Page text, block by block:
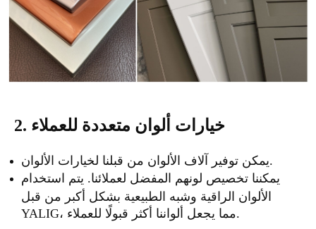
2. خيارات ألوان متعددة للعملاء
يمكن توفير آلاف الألوان من قبلنا لخيارات الألوان.
يمكننا تخصيص لونهم المفضل لعملائنا. يتم استخدام
الألوان الراقية وشبه الطبيعية بشكل أكبر من قبل